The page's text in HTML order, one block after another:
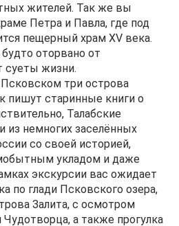
жителей. Так же вы
Петра и Павла, где под
пещерный храм XV века.
оторвано от
суеты жизни.
три острова
пишут старинные книги о
Талабские
из немногих заселённых
со своей историей,
укладом и даже
экскурсии вас ожидает
по глади Псковского озера,
Залита, с осмотром
Чудотворца, а также прогулка